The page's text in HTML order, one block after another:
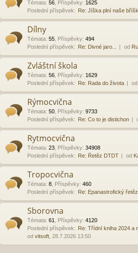
Témata: 56 Příspěvky: 1625
Poslední příspěvek: Re: Jíška plní naše
Dílny
Témata: 55 Příspěvky: 494
Poslední příspěvek: Re: Divné jaro... od
Zvláštní škola
Témata: 56 Příspěvky: 1629
Poslední příspěvek: Re: Rada do života od
Rýmocvična
Témata: 50 Příspěvky: 9733
Poslední příspěvek: Re: Co to je distichon
Rytmocvična
Témata: 23 Příspěvky: 34908
Poslední příspěvek: Re: Řetěz DTDT od
Tropocvična
Témata: 8 Příspěvky: 460
Poslední příspěvek: Re: Epanastrofický řetěz
Sborovna
Témata: 61 Příspěvky: 4120
Poslední příspěvek: Re: Třídní kniha 2024 a
od vitsoft , 28.7.2026 13:50